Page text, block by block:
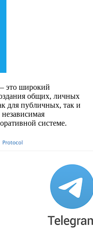
это широкий
общих, личных
для публичных, так и
системе.